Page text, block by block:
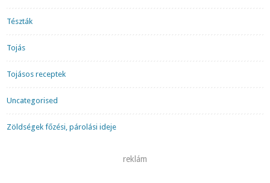
Tészták
Tojás
Tojásos receptek
Uncategorised
Zöldségek főzési, párolási ideje
reklám